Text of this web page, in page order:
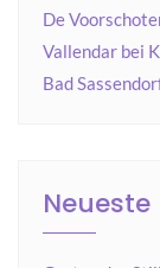
De
Vallendar bei
Bad